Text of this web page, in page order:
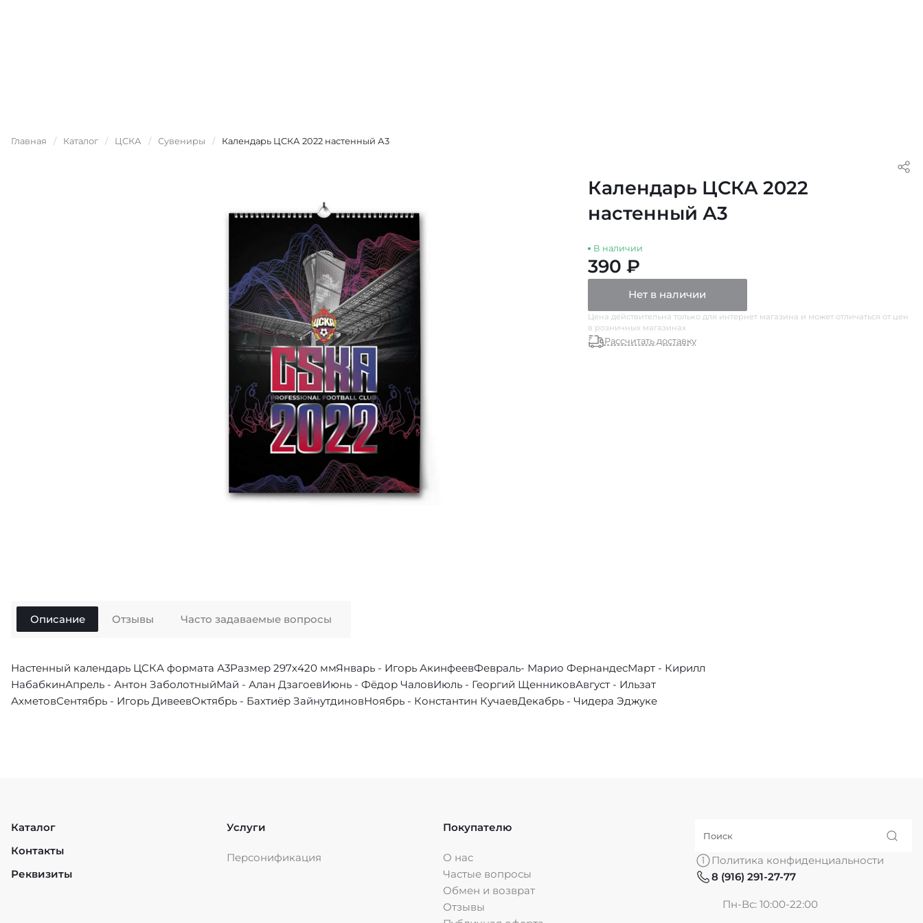
Главная / Каталог / ЦСКА / Сувениры / Календарь ЦСКА 2022 настенный А3
Календарь ЦСКА 2022
настенный А3
В наличии
390 ₽
Нет в наличии
Цена действительна только для интернет магазина и может отличаться от цен
в розничных магазинах
Рассчитать доставку
Описание
Настенный календарь ЦСКА формата А3Размер 297х420 ммЯнварь - Игорь АкинфеевФевраль- Марио ФернандесМарт - Кирилл
НабабкинАпрель - Антон ЗаболотныйМай - Алан ДзагоевИюнь - Фёдор ЧаловИюль - Георгий ЩенниковАвгуст - Ильзат
АхметовСентябрь - Игорь ДивеевОктябрь - Бахтиёр ЗайнутдиновНоябрь - Константин КучаевДекабрь - Чидера Эджуке
Отзывы Часто задаваемые вопросы
Каталог
Контакты
Реквизиты
Услуги
Персонификация
Покупателю
О нас
Частые вопросы
Обмен и возврат
Отзывы
Политика конфиденциальности
8 (916) 291-27-77
Пн-Вс: 10:00-22:00